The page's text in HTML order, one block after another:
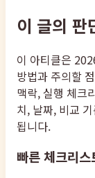
이 글의 판
이 아티클은
방법과 주의할
맥락, 실행 체크
치, 날짜, 비교
됩니다.
빠른 체크리스